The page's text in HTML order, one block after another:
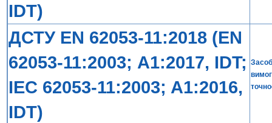
IDT)
ДСТУ EN 62053-11:2018 (EN
62053-11:2003; А1:2017, IDT;
IEC 62053-11:2003; A1:2016,
IDT)